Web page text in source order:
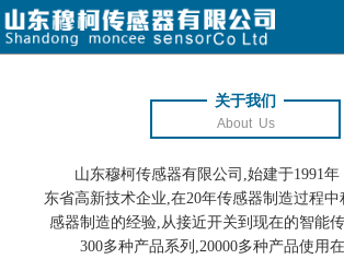
关于我们
About Us
山东穆柯传感器有限公司,始建于1991年
东省高新技术企业,在20年传感器制造过程
感器制造的经验,从接近开关到现在的智能
300多种产品系列,20000多种产品使用